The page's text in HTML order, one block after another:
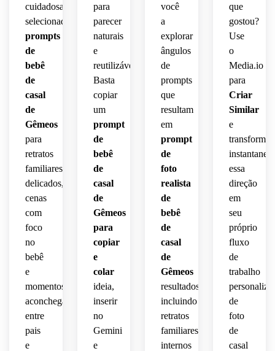
cuidadosamente
selecionados
prompts
de
bebê
de
casal
de
Gêmeos
para
retratos
familiares
delicados,
cenas
com
foco
no
bebê
e
momentos
aconchegantes
entre
pais
e
para
parecer
naturais
e
reutilizáveis.
Basta
copiar
um
prompt
de
bebê
de
casal
de
Gêmeos
para
copiar
e
colar
ideia,
inserir
no
Gemini
e
você
a
explorar
ângulos
de
prompts
que
resultam
em
prompt
de
foto
realista
de
bebê
de
casal
de
Gêmeos
resultados,
incluindo
retratos
familiares
internos
que
gostou?
Use
o
Media.io
para
Criar
Similar
e
transforme
essa
direção
em
seu
próprio
fluxo
de
trabalho
de
foto
de
casal